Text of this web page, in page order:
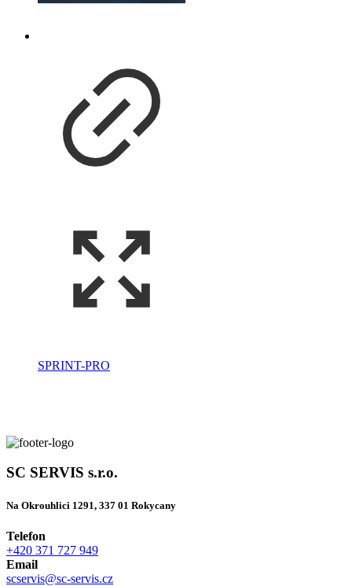
SPRINT-PRO
SC SERVIS s.r.o.
Na Okrouhlici 1291, 337 01 Rokycany
Telefon
+420 371 727 949
Email
scservis@sc-servis.cz